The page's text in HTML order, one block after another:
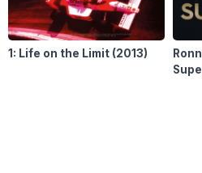
1: Life on the Limit (2013)